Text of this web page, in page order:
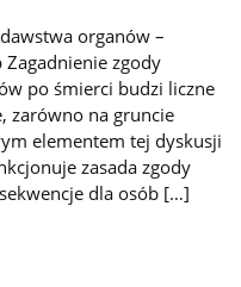
organów –
zgody
po śmierci budzi liczne
zarówno na gruncie
elementem tej dyskusji
zasada zgody
dla osób […]